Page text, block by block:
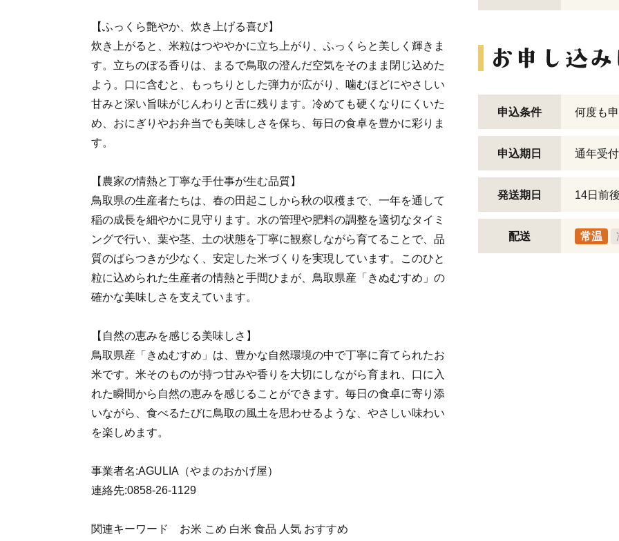
【ふっくら艶やか、炊き上げる喜び】
炊き上がると、米粒はつややかに立ち上がり、ふっくらと美しく輝きま
す。立ちのぼる香りは、まるで鳥取の澄んだ空気をそのまま閉じ込めた
よう。口に含むと、もっちりとした弾力が広がり、噛むほどにやさしい
甘みと深い旨味がじんわりと舌に残ります。冷めても硬くなりにくいた
め、おにぎりやお弁当でも美味しさを保ち、毎日の食卓を豊かに彩りま
す。
【農家の情熱と丁寧な手仕事が生む品質】
鳥取県の生産者たちは、春の田起こしから秋の収穫まで、一年を通して
稲の成長を細やかに見守ります。水の管理や肥料の調整を適切なタイミ
ングで行い、葉や茎、土の状態を丁寧に観察しながら育てることで、品
質のばらつきが少なく、安定した米づくりを実現しています。このひと
粒に込められた生産者の情熱と手間ひまが、鳥取県産「きぬむすめ」の
確かな美味しさを支えています。
【自然の恵みを感じる美味しさ】
鳥取県産「きぬむすめ」は、豊かな自然環境の中で丁寧に育てられたお
米です。米そのものが持つ甘みや香りを大切にしながら育まれ、口に入
れた瞬間から自然の恵みを感じることができます。毎日の食卓に寄り添
いながら、食べるたびに鳥取の風土を思わせるような、やさしい味わい
を楽しめます。
事業者名:AGULIA（やまのおかげ屋）
連絡先:0858-26-1129
関連キーワード お米 こめ 白米 食品 人気 おすすめ
申込条件 何度も
申込期日 通年受付
発送期日 14日前
配送 常温